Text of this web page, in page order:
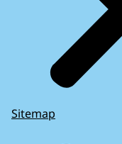
Sitemap